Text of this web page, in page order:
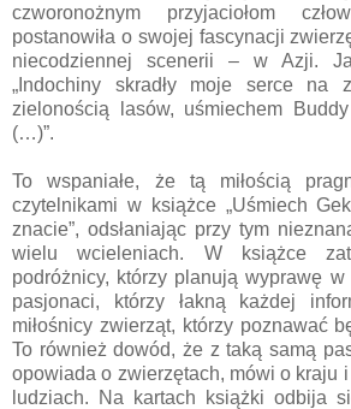
czworonożnym przyjaciołom
postanowiła o swojej fascynacji
niecodziennej scenerii – w Azji.
„Indochiny skradły moje serce na
zielonością lasów, uśmiechem
(…)”.
To wspaniałe, że tą miłością
czytelnikami w książce „Uśmiech
znacie”, odsłaniając przy tym
wielu wcieleniach. W książce
podróżnicy, którzy planują wyprawę
pasjonaci, którzy łakną każdej
miłośnicy zwierząt, którzy poznawać
To również dowód, że z taką samą
opowiada o zwierzętach, mówi o kraju
ludziach. Na kartach książki odbija